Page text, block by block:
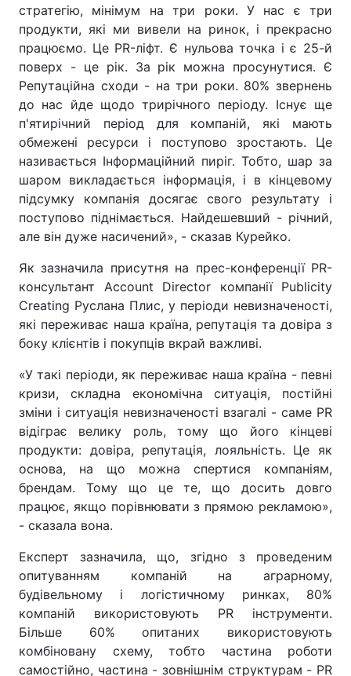
стратегію, мінімум на три роки. У нас є три
продукти, які ми вивели на ринок, і прекрасно
працюємо. Це PR-ліфт. Є нульова точка і є 25-й
поверх - це рік. За рік можна просунутися. Є
Репутаційна сходи - на три роки. 80% звернень
до нас йде щодо трирічного періоду. Існує ще
п'ятирічний період для компаній, які мають
обмежені ресурси і поступово зростають. Це
називається Інформаційний пиріг. Тобто, шар за
шаром викладається інформація, і в кінцевому
підсумку компанія досягає свого результату і
поступово піднімається. Найдешевший - річний,
але він дуже насичений», - сказав Курейко.
Як зазначила присутня на прес-конференції PR-
консультант Account Director компанії Publicity
Creating Руслана Плис, у періоди невизначеності,
які переживає наша країна, репутація та довіра з
боку клієнтів і покупців вкрай важливі.
«У такі періоди, як переживає наша країна - певні
кризи, складна економічна ситуація, постійні
зміни і ситуація невизначеності взагалі - саме PR
відіграє велику роль, тому що його кінцеві
продукти: довіра, репутація, лояльність. Це як
основа, на що можна спертися компаніям,
брендам. Тому що це те, що досить довго
працює, якщо порівнювати з прямою рекламою»,
- сказала вона.
Експерт зазначила, що, згідно з проведеним
опитуванням компаній на аграрному,
будівельному і логістичному ринках, 80%
компаній використовують PR інструменти.
Більше 60% опитаних використовують
комбіновану схему, тобто частина роботи
самостійно, частина - зовнішнім структурам - PR